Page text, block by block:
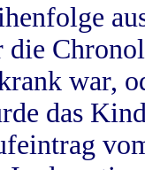
die
war,
das